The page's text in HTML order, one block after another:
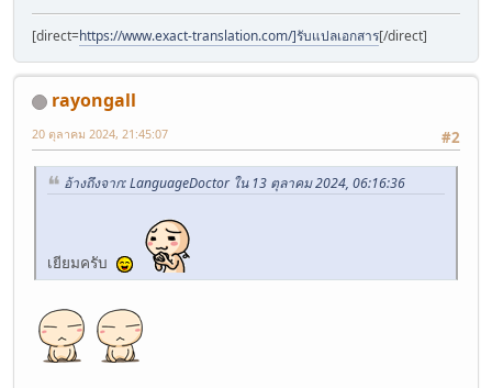
[direct=https://www.exact-translation.com/]รับแปลเอกสาร[/direct]
rayongall
#2
20 ตุลาคม 2024, 21:45:07
อ้างถึงจาก: LanguageDoctor ใน 13 ตุลาคม 2024, 06:16:36
เยียมครับ